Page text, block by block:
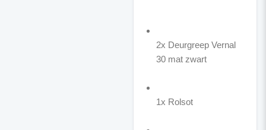
2x Deurgreep Vernal
30 mat zwart
1x Rolsot